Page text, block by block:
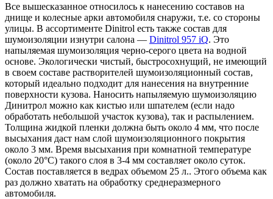
Все вышесказанное относилось к нанесению составов на
днище и колесные арки автомобиля снаружи, т.е. со стороны
улицы. В аccортименте Dinitrol есть также состав для
шумоизоляции изнутри салона — Dinitrol 957 iQ. Это
напыляемая шумоизоляция черно-серого цвета на водной
основе. Экологически чистый, быстросохнущий, не имеющий
в своем составе растворителей шумоизоляционный состав,
который идеально подходит для нанесения на внутренние
поверхности кузова. Наносить напыляемую шумоизоляцию
Динитрол можно как кистью или шпателем (если надо
обработать небольшой участок кузова), так и распылением.
Толщина жидкой пленки должна быть около 4 мм, что после
высыхания даст нам слой шумоизоляционного покрытия
около 3 мм. Время высыхания при комнатной температуре
(около 20°C) такого слоя в 3-4 мм составляет около суток.
Состав поставляется в ведрах объемом 25 л.. Этого объема как
раз должно хватать на обработку среднеразмерного
автомобиля.